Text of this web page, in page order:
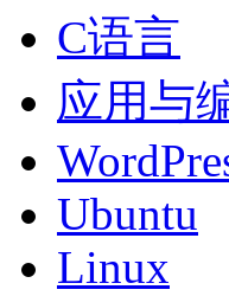
C语言
应用与
Ubuntu
Linux